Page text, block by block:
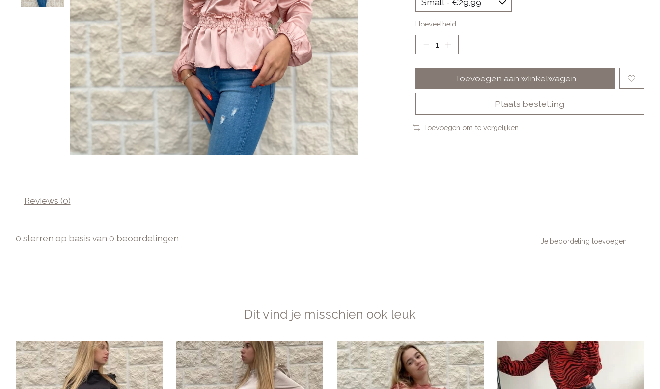
Hoeveelheid:
Toevoegen aan winkelwagen
Plaats bestelling
Toevoegen om te vergelijken
Reviews (0)
0 sterren op basis van 0 beoordelingen Je beoordeling toevoegen
Dit vind je misschien ook leuk
Items van productcarrousel